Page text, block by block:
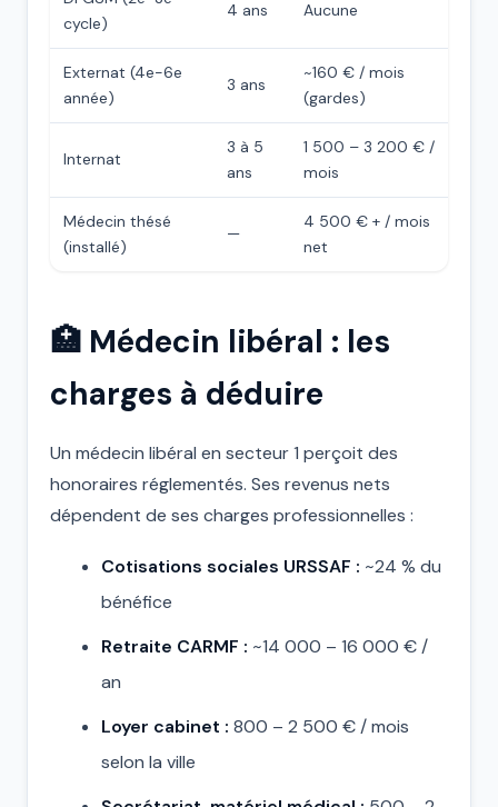
cycle)
4 ans Aucune
Externat (4e-6e
année)
3 ans
~160 € / mois
(gardes)
Internat
3 à 5
ans
1 500 – 3 200 € /
mois
Médecin thésé
(installé)
—
4 500 € + / mois
net
🏥 Médecin libéral : les
charges à déduire
Un médecin libéral en secteur 1 perçoit des
honoraires réglementés. Ses revenus nets
dépendent de ses charges professionnelles :
Cotisations sociales URSSAF : ~24 % du
bénéfice
Retraite CARMF : ~14 000 – 16 000 € /
an
Loyer cabinet : 800 – 2 500 € / mois
selon la ville